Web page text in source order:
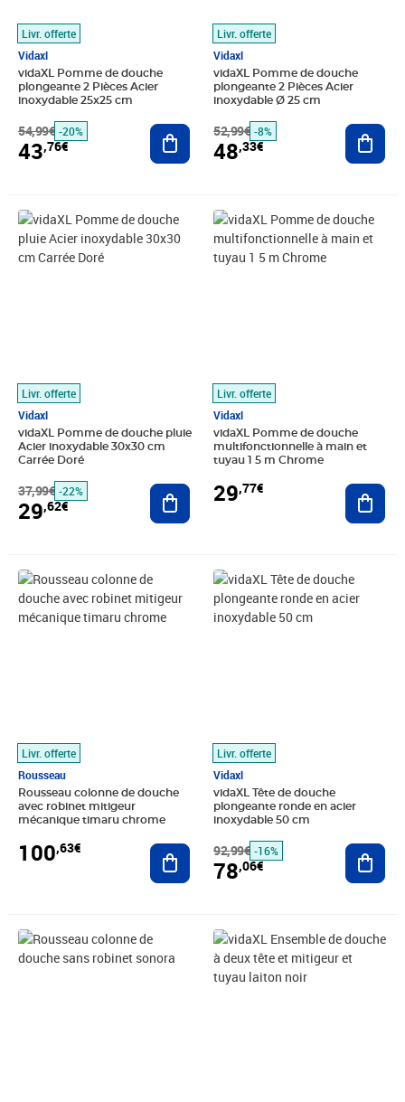
Livr. offerte
Vidaxl
vidaXL Pomme de douche
plongeante 2 Pièces Acier
inoxydable 25x25 cm
54,99€ -20%
43,76€
Ajouter au panier
Livr. offerte
Vidaxl
vidaXL Pomme de douche
plongeante 2 Pièces Acier
inoxydable Ø 25 cm
52,99€ -8%
48,33€
Livr. offerte
Vidaxl
vidaXL Pomme de douche pluie
Acier inoxydable 30x30 cm
Carrée Doré
37,99€
Prix barré 37,99€
-22%
29,62€
Prix 29,62€
Ajouter au panier
Livr. offerte
Vidaxl
vidaXL Pomme de douche
multifonctionnelle à main et
tuyau 1 5 m Chrome
29,77€
Prix 29,77€
Livr. offerte
Rousseau
Rousseau colonne de douche
avec robinet mitigeur
mécanique timaru chrome
100,63€
Prix 100,63€
Ajouter au panier
Livr. offerte
Vidaxl
vidaXL Tête de douche
plongeante ronde en acier
inoxydable 50 cm
92,99€
Prix barré 92,99€
-16%
78,06€
Prix 78,06€
Prix 55,75€ Prix 214,38€